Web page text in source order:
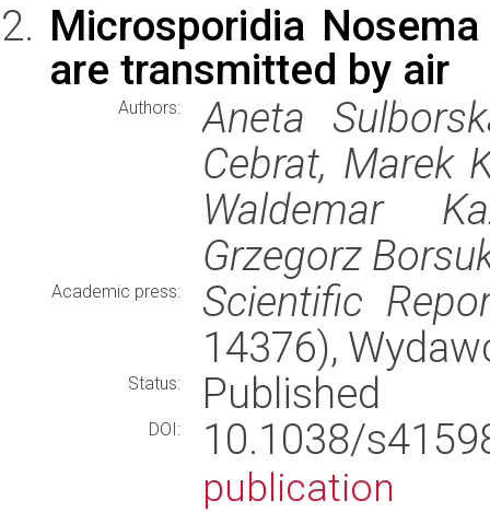
Microsporidia
are transmitted by air
Authors:
Aneta
Cebrat, Marek
Waldemar
Grzegorz
Academic press:
Scientific
14376),
Status: Published
DOI: 10.1038/
publication